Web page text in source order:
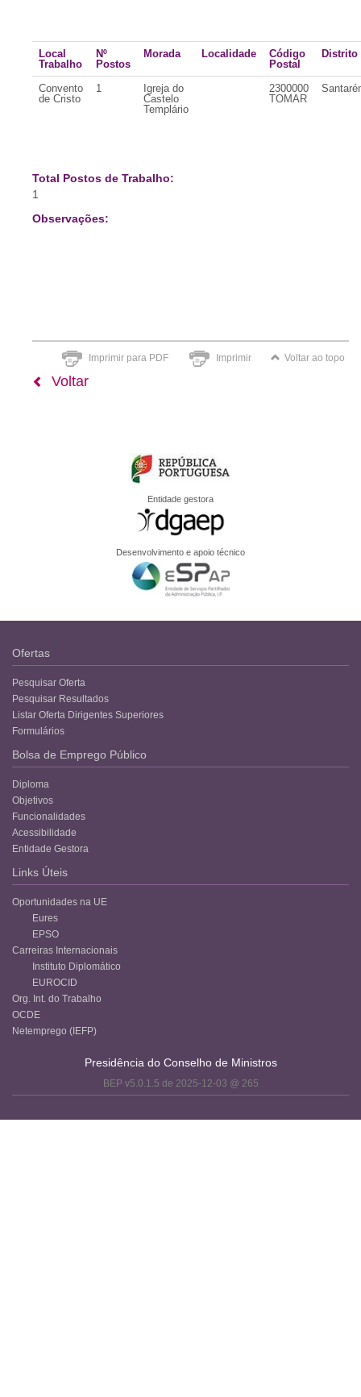
Local
Trabalho
Nº
Postos
Morada Localidade
Código
Postal
Distrito
Convento
de Cristo
1
Igreja do
Castelo
Templário
2300000
TOMAR
Total Postos de Trabalho:
1
Observações:
Imprimir para PDF Imprimir Voltar ao topo
Voltar
Entidade gestora
Desenvolvimento e apoio técnico
Ofertas
Pesquisar Oferta
Pesquisar Resultados
Listar Oferta Dirigentes Superiores
Formulários
Bolsa de Emprego Público
Diploma
Objetivos
Funcionalidades
Acessibilidade
Entidade Gestora
Links Úteis
Oportunidades na UE
Eures
EPSO
Carreiras Internacionais
Instituto Diplomático
EUROCID
Org. Int. do Trabalho
OCDE
Netemprego (IEFP)
Presidência do Conselho de Ministros
BEP v5.0.1.5 de 2025-12-03 @ 265